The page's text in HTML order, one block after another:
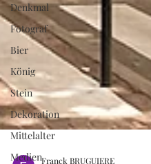
Denkmal
Fotograf
Bier
König
Stein
Dekoration
Mittelalter
Medien